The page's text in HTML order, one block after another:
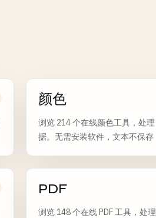
颜色
浏览 214 个在线颜色工具，处
据。无需安装软件，文本不保存
PDF
浏览 148 个在线 PDF 工具，处